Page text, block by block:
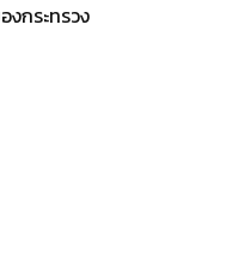
กระทรวง